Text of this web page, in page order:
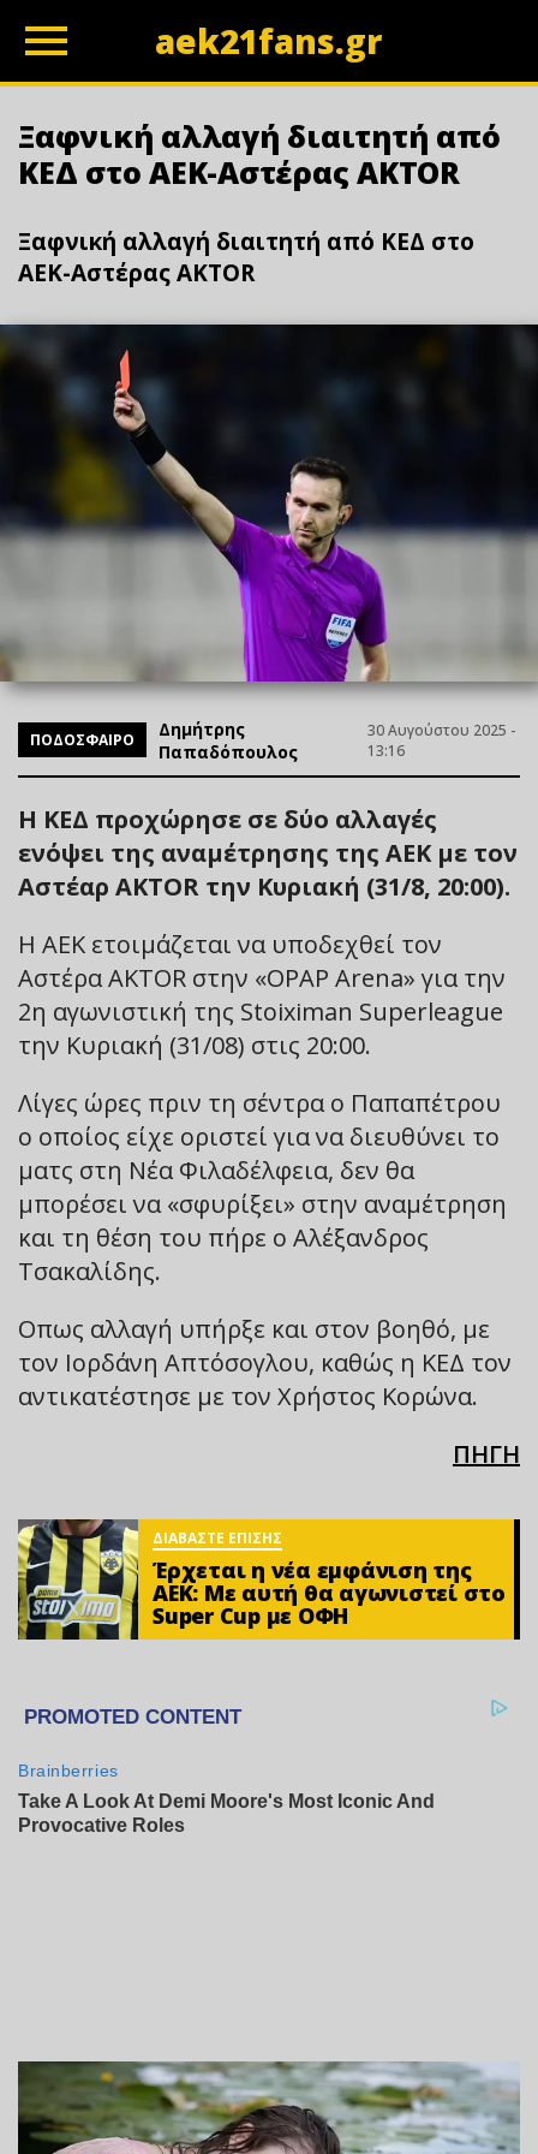
aek21fans.gr
Ξαφνική αλλαγή διαιτητή από
ΚΕΔ στο ΑΕΚ-Αστέρας AKTOR
Ξαφνική αλλαγή διαιτητή από ΚΕΔ στο
ΑΕΚ-Αστέρας AKTOR
ΠΟΔΟΣΦΑΙΡΟ
Δημήτρης
Παπαδόπουλος
30 Αυγούστου 2025 -
13:16
Η ΚΕΔ προχώρησε σε δύο αλλαγές
ενόψει της αναμέτρησης της ΑΕΚ με τον
Αστέαρ AKTOR την Κυριακή (31/8, 20:00).
Η ΑΕΚ ετοιμάζεται να υποδεχθεί τον
Αστέρα AKTOR στην «OPAP Arena» για την
2η αγωνιστική της Stoiximan Superleague
την Κυριακή (31/08) στις 20:00.
Λίγες ώρες πριν τη σέντρα ο Παπαπέτρου
ο οποίος είχε οριστεί για να διευθύνει το
ματς στη Νέα Φιλαδέλφεια, δεν θα
μπορέσει να «σφυρίξει» στην αναμέτρηση
και τη θέση του πήρε ο Αλέξανδρος
Τσακαλίδης.
Οπως αλλαγή υπήρξε και στον βοηθό, με
τον Ιορδάνη Απτόσογλου, καθώς η ΚΕΔ τον
αντικατέστησε με τον Χρήστος Κορώνα.
ΠΗΓΗ
ΔΙΑΒΑΣΤΕ ΕΠΙΣΗΣ
Έρχεται η νέα εμφάνιση της
ΑΕΚ: Με αυτή θα αγωνιστεί στο
Super Cup με ΟΦΗ